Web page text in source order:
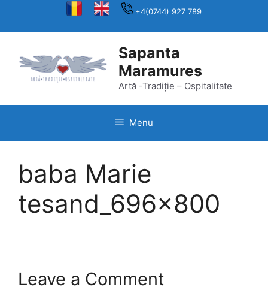
+4(0744) 927 789
Sapanta
Maramures
Artă -Tradiție – Ospitalitate
Menu
baba Marie
tesand_696x800
Leave a Comment